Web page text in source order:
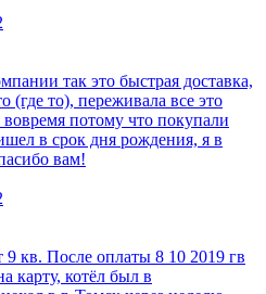
так это быстрая доставка,
(где то), переживала все это
вовремя потому что покупали
в срок дня рождения, я в
вам!
кв. После оплаты 8 10 2019 гв
карту, котёл был в